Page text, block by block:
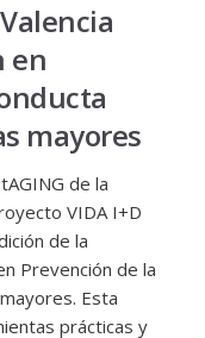
en
mayores
de la
VIDA I+D
de la
Prevención de la
Esta
prácticas y